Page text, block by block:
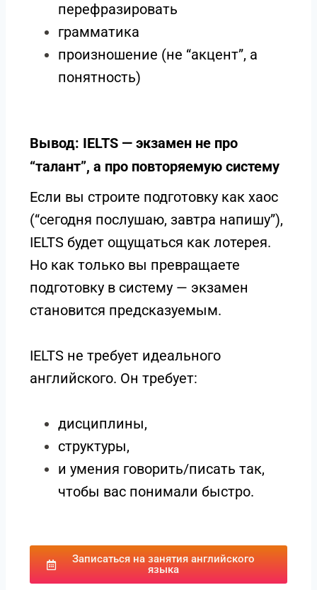
перефразировать
грамматика
произношение (не “акцент”, а
понятность)
Вывод: IELTS — экзамен не про
“талант”, а про повторяемую систему
Если вы строите подготовку как хаос
(“сегодня послушаю, завтра напишу”),
IELTS будет ощущаться как лотерея.
Но как только вы превращаете
подготовку в систему — экзамен
становится предсказуемым.
IELTS не требует идеального
английского. Он требует:
дисциплины,
структуры,
и умения говорить/писать так,
чтобы вас понимали быстро.
Записаться на занятия английского
языка